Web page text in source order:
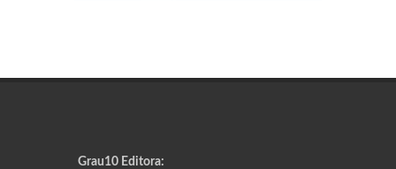
Grau10 Editora: